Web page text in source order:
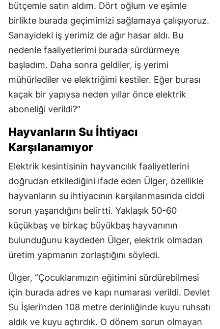
bütçemle satın aldım. Dört oğlum ve eşimle
birlikte burada geçimimizi sağlamaya çalışıyoruz.
Sanayideki iş yerimiz de ağır hasar aldı. Bu
nedenle faaliyetlerimi burada sürdürmeye
başladım. Daha sonra geldiler, iş yerimi
mühürlediler ve elektriğimi kestiler. Eğer burası
kaçak bir yapıysa neden yıllar önce elektrik
aboneliği verildi?”
Hayvanların Su İhtiyacı
Karşılanamıyor
Elektrik kesintisinin hayvancılık faaliyetlerini
doğrudan etkilediğini ifade eden Ülger, özellikle
hayvanların su ihtiyacının karşılanmasında ciddi
sorun yaşandığını belirtti. Yaklaşık 50-60
küçükbaş ve birkaç büyükbaş hayvanının
bulunduğunu kaydeden Ülger, elektrik olmadan
üretim yapmanın zorlaştığını söyledi.
Ülger, “Çocuklarımızın eğitimini sürdürebilmesi
için burada adres ve kapı numarası verildi. Devlet
Su İşleri’nden 108 metre derinliğinde kuyu ruhsatı
aldık ve kuyu açtırdık. O dönem sorun olmayan